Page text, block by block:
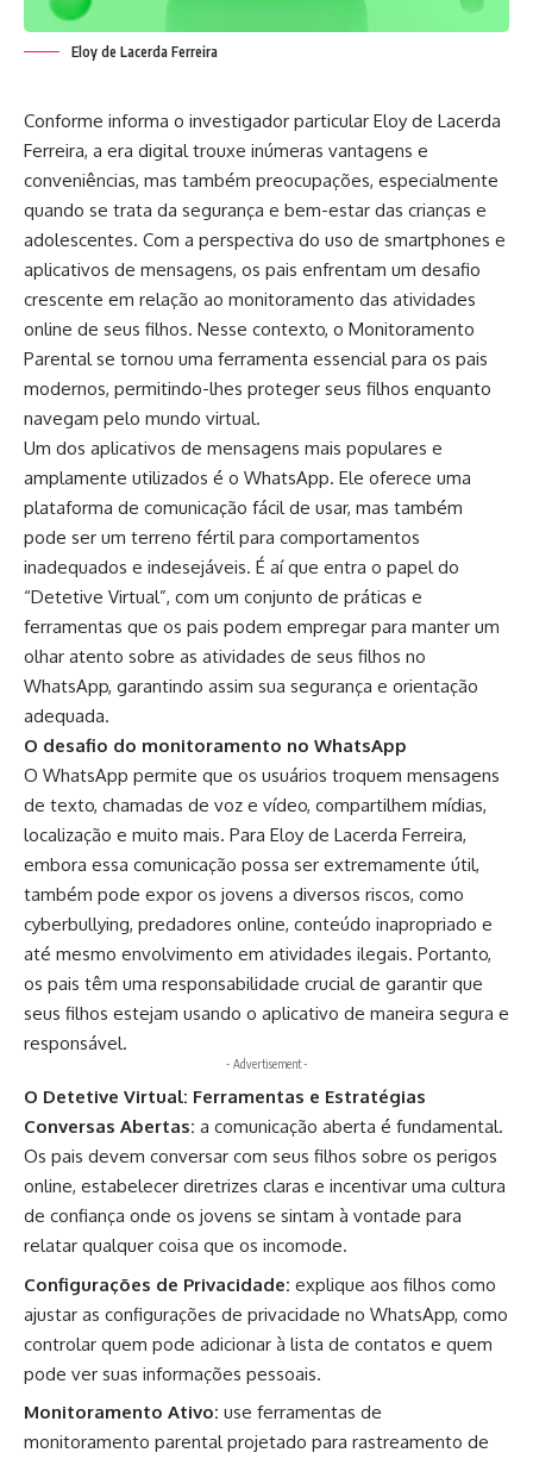
Eloy de Lacerda Ferreira
Conforme informa o investigador particular Eloy de Lacerda
Ferreira, a era digital trouxe inúmeras vantagens e
conveniências, mas também preocupações, especialmente
quando se trata da segurança e bem-estar das crianças e
adolescentes. Com a perspectiva do uso de smartphones e
aplicativos de mensagens, os pais enfrentam um desafio
crescente em relação ao monitoramento das atividades
online de seus filhos. Nesse contexto, o Monitoramento
Parental se tornou uma ferramenta essencial para os pais
modernos, permitindo-lhes proteger seus filhos enquanto
navegam pelo mundo virtual.
Um dos aplicativos de mensagens mais populares e
amplamente utilizados é o WhatsApp. Ele oferece uma
plataforma de comunicação fácil de usar, mas também
pode ser um terreno fértil para comportamentos
inadequados e indesejáveis. É aí que entra o papel do
“Detetive Virtual”, com um conjunto de práticas e
ferramentas que os pais podem empregar para manter um
olhar atento sobre as atividades de seus filhos no
WhatsApp, garantindo assim sua segurança e orientação
adequada.
O desafio do monitoramento no WhatsApp
O WhatsApp permite que os usuários troquem mensagens
de texto, chamadas de voz e vídeo, compartilhem mídias,
localização e muito mais. Para Eloy de Lacerda Ferreira,
embora essa comunicação possa ser extremamente útil,
também pode expor os jovens a diversos riscos, como
cyberbullying, predadores online, conteúdo inapropriado e
até mesmo envolvimento em atividades ilegais. Portanto,
os pais têm uma responsabilidade crucial de garantir que
seus filhos estejam usando o aplicativo de maneira segura e
responsável.
- Advertisement -
O Detetive Virtual: Ferramentas e Estratégias
Conversas Abertas: a comunicação aberta é fundamental.
Os pais devem conversar com seus filhos sobre os perigos
online, estabelecer diretrizes claras e incentivar uma cultura
de confiança onde os jovens se sintam à vontade para
relatar qualquer coisa que os incomode.
Configurações de Privacidade: explique aos filhos como
ajustar as configurações de privacidade no WhatsApp, como
controlar quem pode adicionar à lista de contatos e quem
pode ver suas informações pessoais.
Monitoramento Ativo: use ferramentas de
monitoramento parental projetado para rastreamento de